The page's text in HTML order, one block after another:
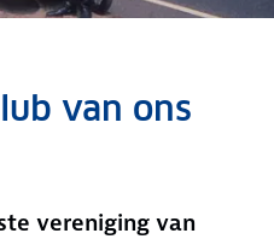
van ons
vereniging van